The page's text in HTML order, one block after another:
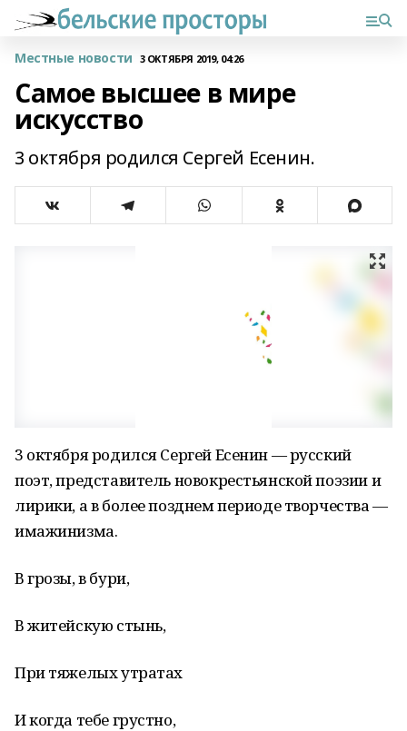
Местные новости 3 ОКТЯБРЯ 2019, 04:26
Самое высшее в мире
искусство
3 октября родился Сергей Есенин.
3 октября родился Сергей Есенин — русский
поэт, представитель новокрестьянской поэзии и
лирики, а в более позднем периоде творчества —
имажинизма.
В грозы, в бури,
В житейскую стынь,
При тяжелых утратах
И когда тебе грустно,